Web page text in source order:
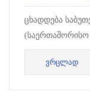
ცხადდება
გრანტის
შერჩეული
ᲕᲠᲪᲚᲐᲓ